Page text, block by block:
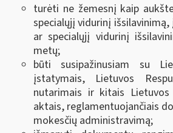
turėti ne žemesnį kaip
specialųjį vidurinį
ar specialųjį vidurinį
metų;
būti susipažinusiam su
įstatymais, Lietuvos
nutarimais ir kitais Lietuvos
aktais, reglamentuojančiais
mokesčių administravimą;